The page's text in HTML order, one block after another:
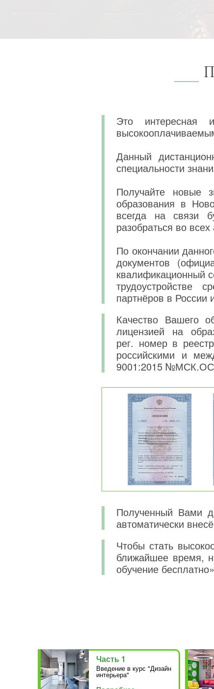
Это интересная
Данный
специальности
Получайте новые
образования в
всегда на связи
разобраться во
По окончании
документов
квалификационный
трудоустройстве
партнёров в России
Качество Вашего
лицензией на
рег. номер в
российскими и
9001:2015
Полученный Вами
автоматически
Чтобы стать
ближайшее время,
обучение
Часть 1
Введение в курс "Дизайн
интерьера"